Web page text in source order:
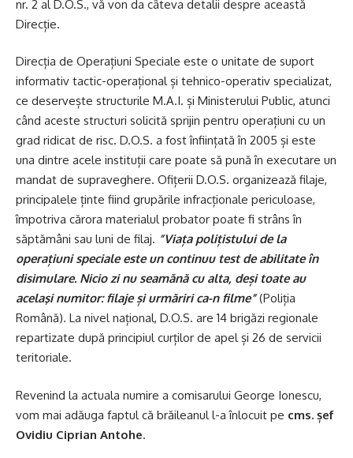
nr. 2 al D.O.S., vă von da câteva detalii despre această
Direcție.
Direcția de Operațiuni Speciale este o unitate de suport
informativ tactic-operațional și tehnico-operativ specializat,
ce deservește structurile M.A.I. și Ministerului Public, atunci
când aceste structuri solicită sprijin pentru operațiuni cu un
grad ridicat de risc. D.O.S. a fost înființată în 2005 și este
una dintre acele instituții care poate să pună în executare un
mandat de supraveghere. Ofițerii D.O.S. organizează filaje,
principalele ținte fiind grupările infracționale periculoase,
împotriva cărora materialul probator poate fi strâns în
săptămâni sau luni de filaj. ”Viața polițistului de la
operațiuni speciale este un continuu test de abilitate în
disimulare. Nicio zi nu seamănă cu alta, deși toate au
acelaşi numitor: filaje și urmăriri ca-n filme”(Poliția
Română). La nivel național, D.O.S. are 14 brigăzi regionale
repartizate după principiul curților de apel și 26 de servicii
teritoriale.
Revenind la actuala numire a comisarului George Ionescu,
vom mai adăuga faptul că brăileanul l-a înlocuit pe cms. șef
Ovidiu Ciprian Antohe.